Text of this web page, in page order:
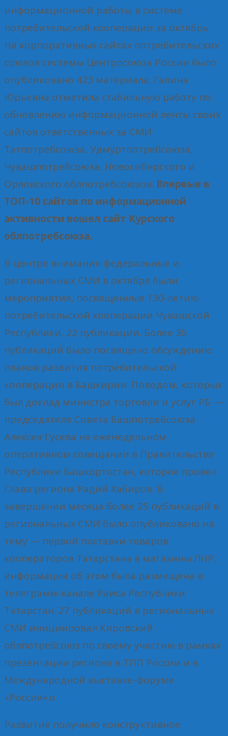
информационной работы в системе
потребительской кооперации за октябрь.
На корпоративных сайтах потребительских
союзов системы Центросоюза России было
опубликовано 423 материала. Галина
Юрьевна отметила стабильную работу по
обновлению информационной ленты своих
сайтов ответственных за СМИ
Татпотребсоюза, Удмуртпотребсоюза,
Чувашпотребсоюза, Новосибирского и
Орловского облпотребсоюзов. Впервые в
ТОП-10 сайтов по информационной
активности вошел сайт Курского
облпотребсоюза.
В центре внимания федеральных и
региональных СМИ в октябре были
мероприятия, посвященные 130-летию
потребительской кооперации Чувашской
Республики, 22 публикации. Более 30
публикаций было посвящено обсуждению
планов развития потребительской
кооперации в Башкирии. Поводом, которых
был доклад министра торговли и услуг РБ —
председателя Совета Башпотребсоюза
Алексея Гусева на еженедельном
оперативном совещании в Правительстве
Республики Башкортостан, которое провёл
Глава региона Радий Хабиров. В
завершении месяца более 25 публикаций в
региональных СМИ было опубликовано на
тему — первой поставки товаров
кооператоров Татарстана в магазины ЛНР,
информация об этом была размещена в
телеграмм-канале Раиса Республики
Татарстан. 27 публикаций в региональных
СМИ инициировал Кировский
облпотребсоюз по своему участию в рамках
презентации региона в ТПП России и в
Международной выставке-форуме
«Россия».о
Развитие получило конструктивное